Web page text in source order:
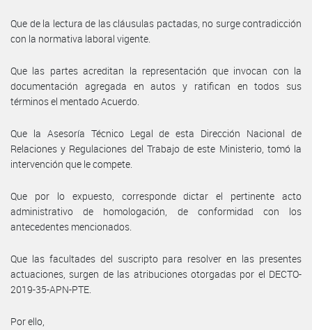
Que de la lectura de las cláusulas pactadas, no surge contradicción
con la normativa laboral vigente.
Que las partes acreditan la representación que invocan con la
documentación agregada en autos y ratifican en todos sus
términos el mentado Acuerdo.
Que la Asesoría Técnico Legal de esta Dirección Nacional de
Relaciones y Regulaciones del Trabajo de este Ministerio, tomó la
intervención que le compete.
Que por lo expuesto, corresponde dictar el pertinente acto
administrativo de homologación, de conformidad con los
antecedentes mencionados.
Que las facultades del suscripto para resolver en las presentes
actuaciones, surgen de las atribuciones otorgadas por el DECTO-
2019-35-APN-PTE.
Por ello,